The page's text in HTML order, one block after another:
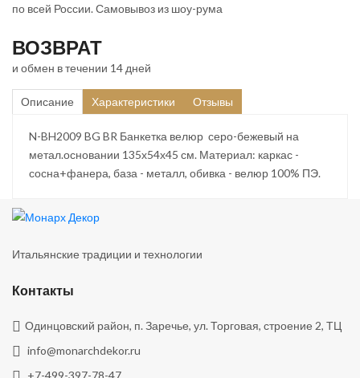
по всей России. Самовывоз из шоу-рума
ВОЗВРАТ
и обмен в течении 14 дней
Описание Характеристики Отзывы
N-BH2009 BG BR Банкетка велюр серо-бежевый на
метал.основании 135х54х45 см. Материал: каркас -
сосна+фанера, база - металл, обивка - велюр 100% ПЭ.
Итальянские традиции и технологии
Контакты
Одинцовский район, п. Заречье, ул. Торговая, строение 2, ТЦ
info@monarchdekor.ru
+7-499-397-78-47